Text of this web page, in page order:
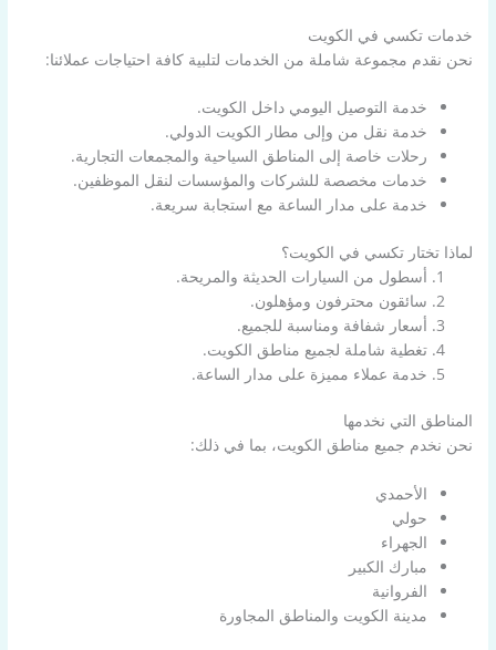
خدمات تكسي في الكويت
نحن نقدم مجموعة شاملة من الخدمات لتلبية كافة احتياجات عملائنا:
خدمة التوصيل اليومي داخل الكويت.
خدمة نقل من وإلى مطار الكويت الدولي.
رحلات خاصة إلى المناطق السياحية والمجمعات التجارية.
خدمات مخصصة للشركات والمؤسسات لنقل الموظفين.
خدمة على مدار الساعة مع استجابة سريعة.
لماذا تختار تكسي في الكويت؟
أسطول من السيارات الحديثة والمريحة.
سائقون محترفون ومؤهلون.
أسعار شفافة ومناسبة للجميع.
تغطية شاملة لجميع مناطق الكويت.
خدمة عملاء مميزة على مدار الساعة.
المناطق التي نخدمها
نحن نخدم جميع مناطق الكويت، بما في ذلك:
الأحمدي
حولي
الجهراء
مبارك الكبير
الفروانية
مدينة الكويت والمناطق المجاورة